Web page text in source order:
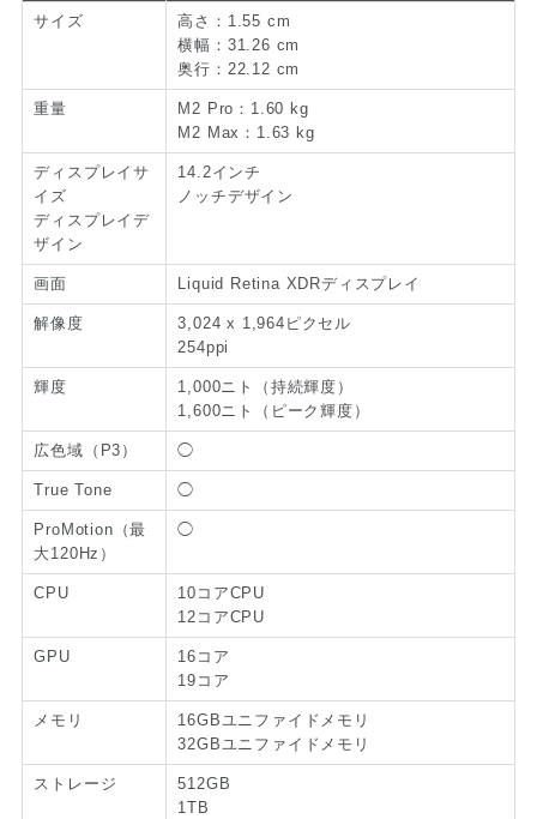
サイズ
高さ：1.55 cm
横幅：31.26 cm
奥行：22.12 cm
重量
M2 Pro：1.60 kg
M2 Max：1.63 kg
ディスプレイサ
イズ
ディスプレイデ
ザイン
14.2インチ
ノッチデザイン
画面 Liquid Retina XDRディスプレイ
解像度
3,024 x 1,964ピクセル
254ppi
輝度
1,000ニト（持続輝度）
1,600ニト（ピーク輝度）
広色域（P3） ◯
True Tone ◯
ProMotion（最
大120Hz）
◯
CPU
10コアCPU
12コアCPU
GPU
16コア
19コア
メモリ
16GBユニファイドメモリ
32GBユニファイドメモリ
ストレージ
512GB
1TB